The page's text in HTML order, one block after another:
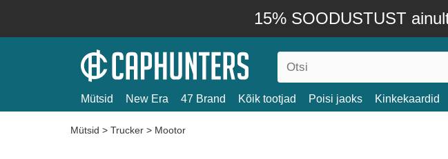
15% SOODUSTUST
Mütsid New Era 47 Brand Kõik tootjad Poisi jaoks Kinkekaardid
Mütsid > Trucker > Mootor